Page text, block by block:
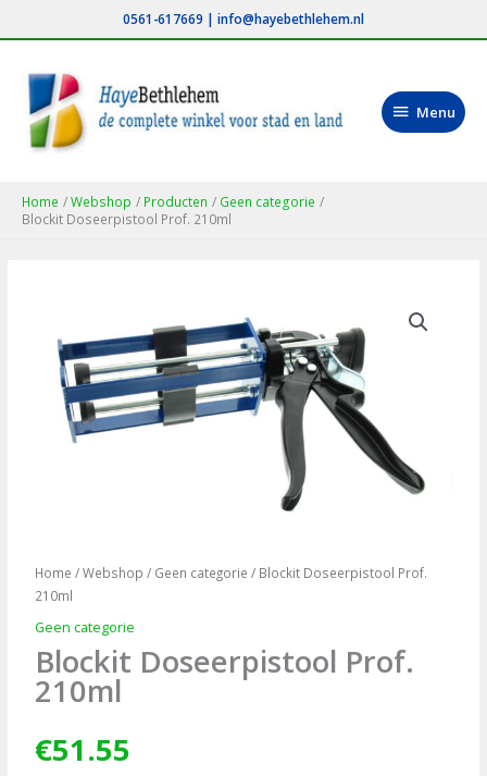
naar
inhoud
0561-617669 | info@hayebethlehem.nl
Menu
Menu
Home Webshop Producten
Geen categorie
Blockit Doseerpistool Prof. 210ml
Home /Webshop / Geen categorie / Blockit Doseerpistool Prof.
210ml
Geen categorie
Blockit Doseerpistool Prof.
210ml
€51.55